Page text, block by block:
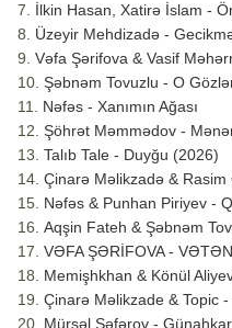
İlkin Hasan, Xatirə İslam -
Üzeyir Mehdizadə -
Vəfa Şərifova & Vasif
Şəbnəm Tovuzlu - O
Nəfəs - Xanımın Ağası
Şöhrət Məmmədov -
Talıb Tale - Duyğu (2026)
Çinarə Məlikzadə &
Nəfəs & Punhan Piriyev -
Aqşin Fateh & Şəbnəm
VƏFA ŞƏRİFOVA -
Memişhkhan & Könül
Çinarə Məlikzade & Topic
Mürsəl Səfərov -